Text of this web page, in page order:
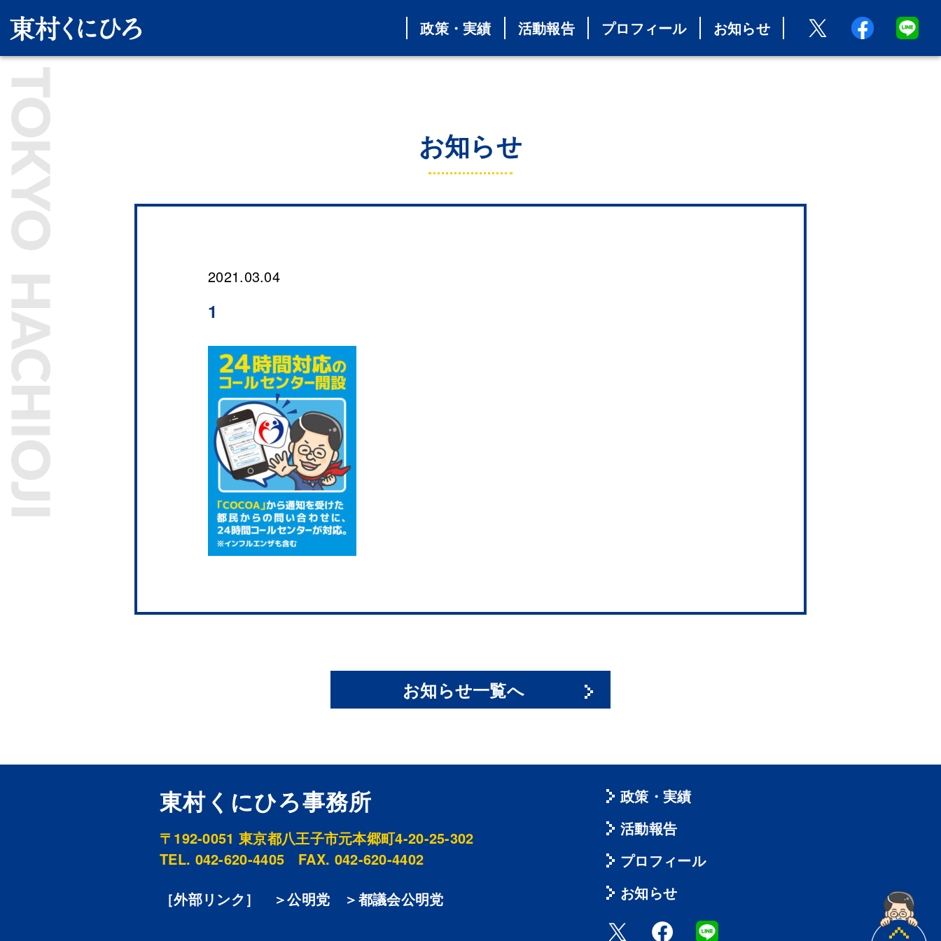
政策・実績 活動報告 プロフィール お知らせ
お知らせ
2021.03.04
1
お知らせ一覧へ
東村くにひろ事務所
〒192-0051 東京都八王子市元本郷町4-20-25-302
TEL. 042-620-4405
FAX. 042-620-4402
［外部リンク］
＞公明党 ＞都議会公明党
政策・実績
活動報告
プロフィール
お知らせ